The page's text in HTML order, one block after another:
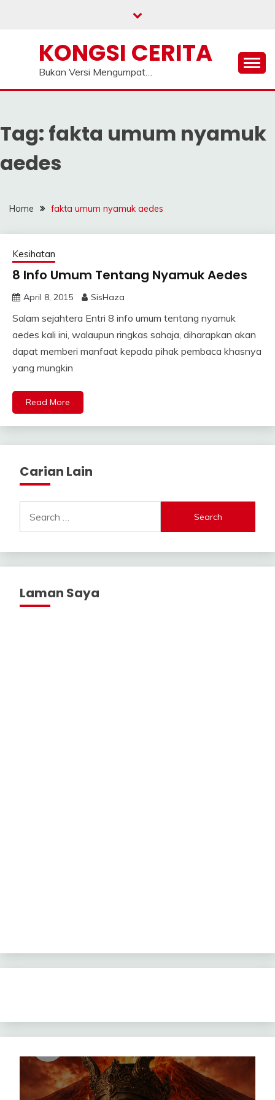
KONGSI CERITA
Bukan Versi Mengumpat…
Tag: fakta umum nyamuk
aedes
Home fakta umum nyamuk aedes
Kesihatan
8 Info Umum Tentang Nyamuk Aedes
April 8, 2015 SisHaza
Salam sejahtera Entri 8 info umum tentang nyamuk
aedes kali ini, walaupun ringkas sahaja, diharapkan akan
dapat memberi manfaat kepada pihak pembaca khasnya
yang mungkin
Read More
Carian Lain
for:
Laman Saya